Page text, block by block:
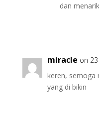
dan menarik
miracle on
keren, semoga
yang di bikin